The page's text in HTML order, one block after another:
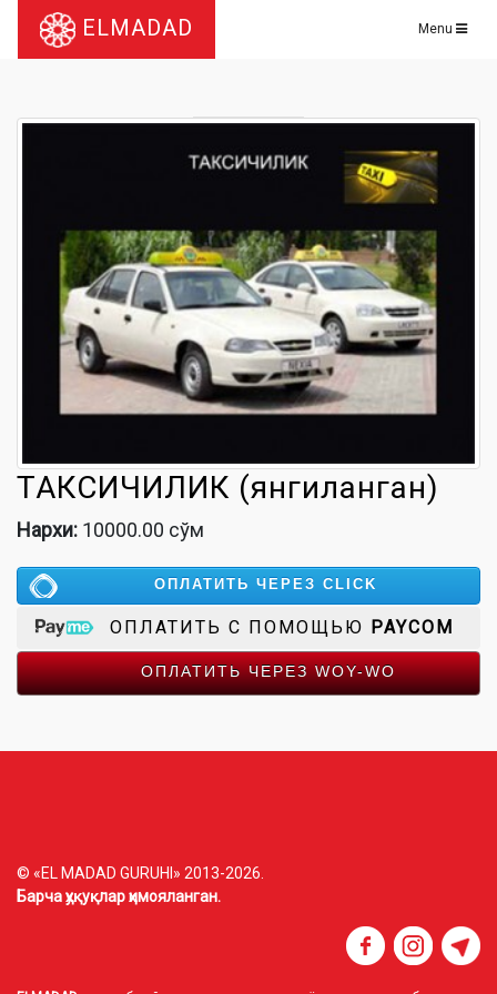
ELMADAD Menu
ТАКСИЧИЛИК (янгиланган)
Нархи: 10000.00 сўм
ОПЛАТИТЬ ЧЕРЕЗ CLICK
ОПЛАТИТЬ С ПОМОЩЬЮ PAYCOM
ОПЛАТИТЬ ЧЕРЕЗ WOY-WO
© «EL MADAD GURUHI» 2013-2026.
Барча ҳуқуқлар ҳимояланган.